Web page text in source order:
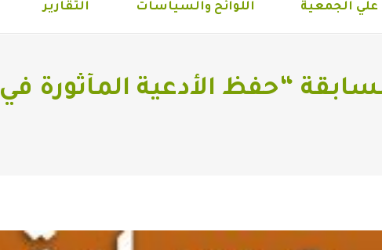
الجمعية اللوائح والسياسات التقارير
“حفظ الأدعية المأثورة في